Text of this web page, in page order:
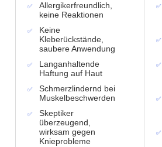
Allergikerfreundlich,
keine Reaktionen
Keine
Kleberückstände,
saubere Anwendung
Langanhaltende
Haftung auf Haut
Schmerzlindernd bei
Muskelbeschwerden
Skeptiker
überzeugend,
wirksam gegen
Knieprobleme